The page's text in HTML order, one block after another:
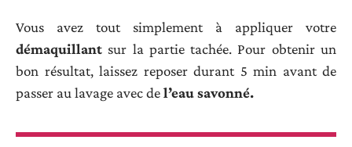
Vous avez tout simplement à appliquer votre
démaquillant sur la partie tachée. Pour obtenir un
bon résultat, laissez reposer durant 5 min avant de
passer au lavage avec del’eau savonné.